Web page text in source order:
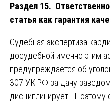
Раздел 15.
статья как гарантия
Судебная экспертиза
досудебной именно этим
предупреждается об
307 УК РФ за дачу
дисциплинирует. Поэтому